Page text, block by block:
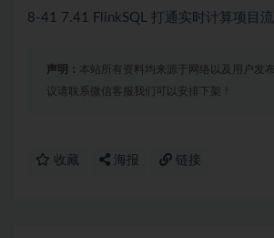
8-41 7.41 FlinkSQL 打通实时计算项目
声明： 本站所有资料均来源于网络以及用户发
议请联系微信客服我们可以安排下架！
收藏 海报 链接